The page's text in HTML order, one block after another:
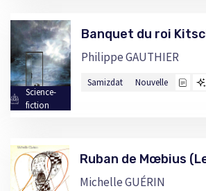
Science-
fiction
Banquet du roi
Philippe GAUTHIER
Samizdat Nouvelle
Ruban de Mœbius
Michelle GUÉRIN